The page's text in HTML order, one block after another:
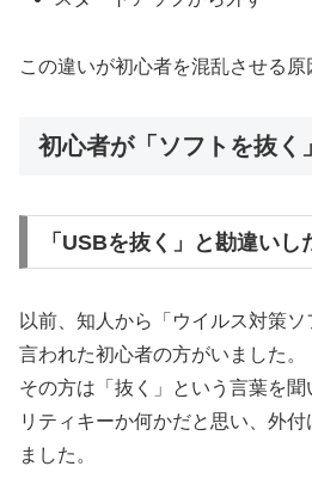
この違いが初心者を混乱させる原
初心者が「ソフトを抜く
「USBを抜く」と勘違いし
以前、知人から「ウイルス対策
言われた初心者の方がいました。
その方は「抜く」という言葉を聞
リティキーか何かだと思い、外
ました。